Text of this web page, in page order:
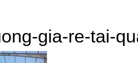
gia-re-tai-